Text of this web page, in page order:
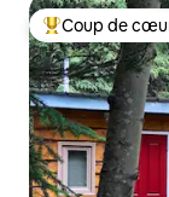
Coup de cœur
Coup de